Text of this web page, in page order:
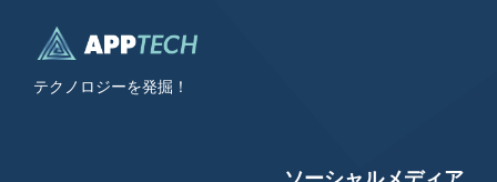
テクノロジーを発掘！